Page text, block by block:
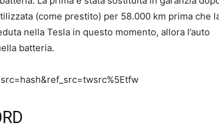
(come prestito) per 58.000 km prima che
nella Tesla in questo momento, allora l’auto
batteria.